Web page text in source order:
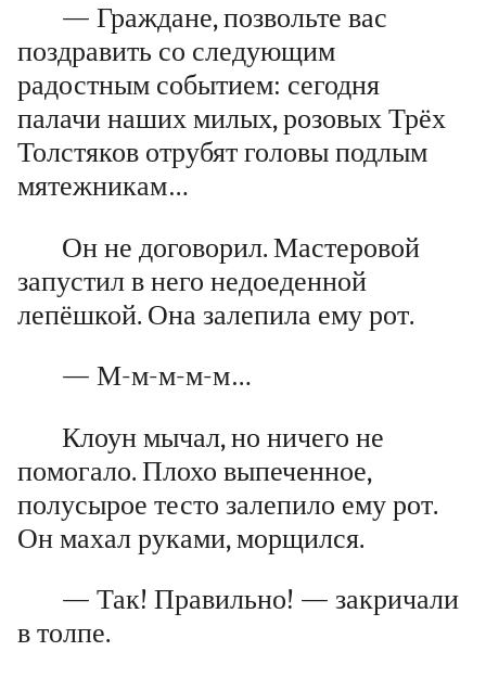
— Граждане, позвольте вас
поздравить со следующим
радостным событием: сегодня
палачи наших милых, розовых Трёх
Толстяков отрубят головы подлым
мятежникам…
Он не договорил. Мастеровой
запустил в него недоеденной
лепёшкой. Она залепила ему рот.
— М-м-м-м-м…
Клоун мычал, но ничего не
помогало. Плохо выпеченное,
полусырое тесто залепило ему рот.
Он махал руками, морщился.
— Так! Правильно! — закричали
в толпе.